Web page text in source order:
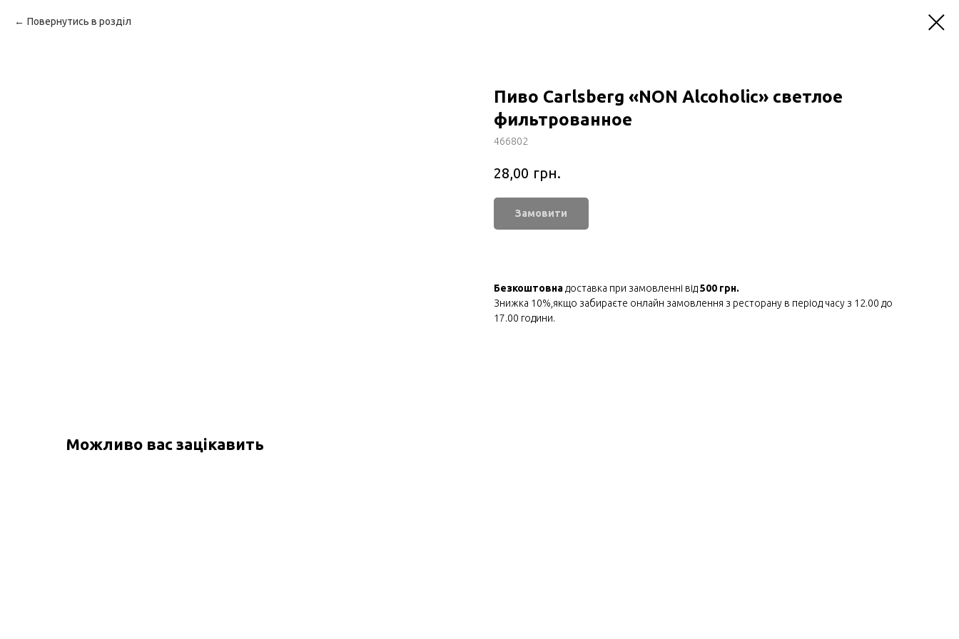
Повернутись в розділ
Пиво Carlsberg «NON Alcoholic» светлое
фильтрованное
466802
28,00 грн.
Замовити
Безкоштовна доставка при замовленні від500 грн.
Знижка 10%,якщо забираєте онлайн замовлення з ресторану в період часу з 12.00 до
17.00 години.
Можливо вас зацікавить